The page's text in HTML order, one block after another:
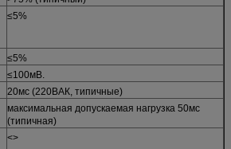
≤5%
≤5%
≤100мВ.
20мс (220ВАК, типичные)
максимальная допускаемая нагрузка 50мс
(типичная)
<>